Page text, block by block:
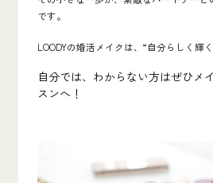
です。
LOODYの婚活メイクは、“自分らしく輝
自分では、わからない方はぜひメ
スンへ！